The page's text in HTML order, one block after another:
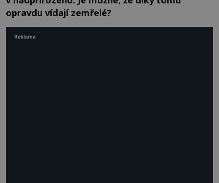
opravdu vídají zemřelé?
Reklama